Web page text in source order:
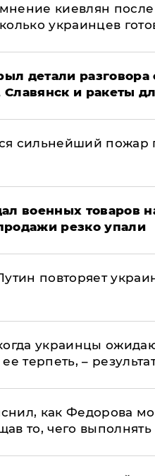
киевлян после
украинцев
детали
Славянск и ракеты
сильнейший пожар
военных товаров
резко упали
повторяет
украинцы
терпеть, –
как Федорова
то, чего